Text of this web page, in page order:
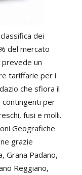
dei
del mercato
prevede un
tariffarie per i
che sfiora il
contingenti per
fusi e molli.
Geografiche
grazie
Grana Padano,
Reggiano,